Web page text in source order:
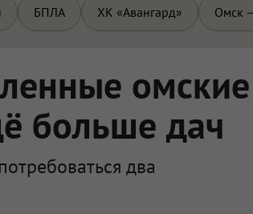
БПЛА ХК «Авангард» Омск
омские
больше дач
два